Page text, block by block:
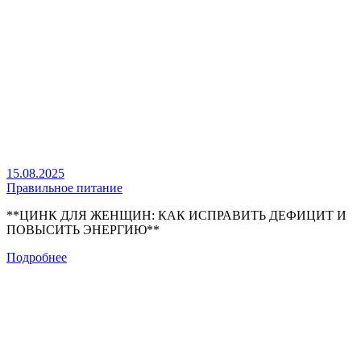
15.08.2025
Правильное питание
**ЦИНК ДЛЯ ЖЕНЩИН: КАК ИСПРАВИТЬ ДЕФИЦИТ И
ПОВЫСИТЬ ЭНЕРГИЮ**
Подробнее